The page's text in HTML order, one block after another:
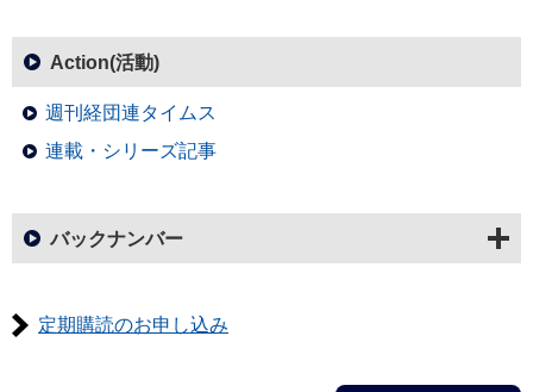
Action(活動)
週刊経団連タイムス
連載・シリーズ記事
バックナンバー
定期購読のお申し込み